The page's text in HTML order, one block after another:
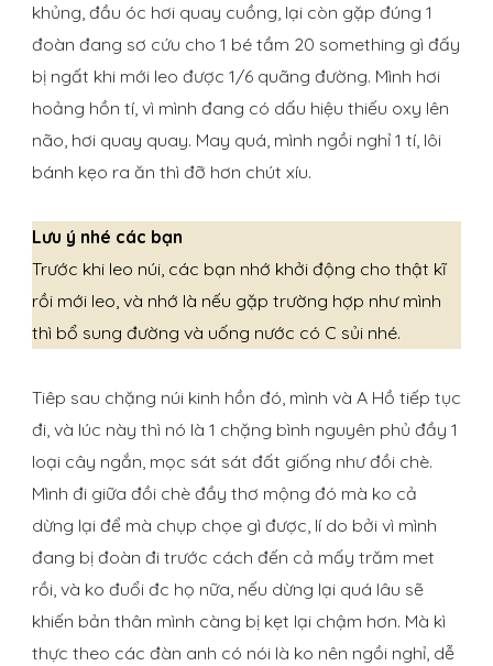
khủng, đầu óc hơi quay cuồng, lại còn gặp đúng 1
đoàn đang sơ cứu cho 1 bé tầm 20 something gì đấy
bị ngất khi mới leo được 1/6 quãng đường. Mình hơi
hoảng hồn tí, vì mình đang có dấu hiệu thiếu oxy lên
não, hơi quay quay. May quá, mình ngồi nghỉ 1 tí, lôi
bánh kẹo ra ăn thì đỡ hơn chút xíu.
Lưu ý nhé các bạn
Trước khi leo núi, các bạn nhớ khởi động cho thật kĩ
rồi mới leo, và nhớ là nếu gặp trường hợp như mình
thì bổ sung đường và uống nước có C sủi nhé.
Tiêp sau chặng núi kinh hồn đó, mình và A Hồ tiếp tục
đi, và lúc này thì nó là 1 chặng bình nguyên phủ đầy 1
loại cây ngắn, mọc sát sát đất giống như đồi chè.
Mình đi giữa đồi chè đầy thơ mộng đó mà ko cả
dừng lại để mà chụp chọe gì được, lí do bởi vì mình
đang bị đoàn đi trước cách đến cả mấy trăm met
rồi, và ko đuổi đc họ nữa, nếu dừng lại quá lâu sẽ
khiến bản thân mình càng bị kẹt lại chậm hơn. Mà kì
thực theo các đàn anh có nói là ko nên ngồi nghỉ, dễ